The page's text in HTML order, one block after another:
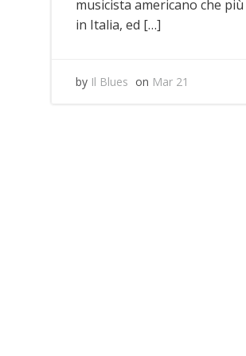
musicista americano che
in Italia, ed […]
by Il Blues on Mar 21